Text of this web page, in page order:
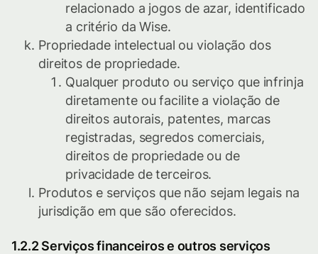
relacionado a jogos de azar, identificado
a critério da Wise.
Propriedade intelectual ou violação dos
direitos de propriedade.
Qualquer produto ou serviço que infrinja
diretamente ou facilite a violação de
direitos autorais, patentes, marcas
registradas, segredos comerciais,
direitos de propriedade ou de
privacidade de terceiros.
Produtos e serviços que não sejam legais na
jurisdição em que são oferecidos.
1.2.2 Serviços financeiros e outros serviços